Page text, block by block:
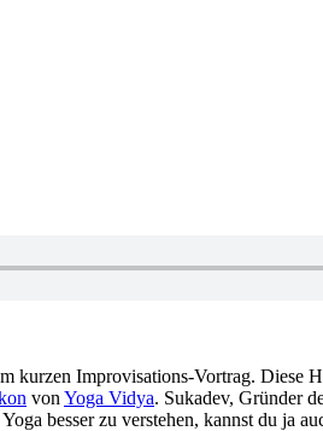
zu sagen?. Informationen und Anregungen zum Wort bzw. Ausdruck Augenbraue‏‎ in
von Yoga Vidya. Sukadev, Gründer
besser zu verstehen, kannst du ja